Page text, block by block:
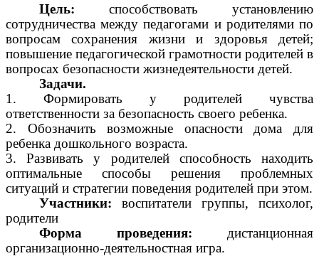
Цель:способствовать установлению
сотрудничества между педагогами и родителями по
вопросам сохранения жизни и здоровья детей;
повышение педагогической грамотности родителей в
вопросах безопасности жизнедеятельности детей.
Задачи.
1. Формировать у родителей чувства
ответственности за безопасность своего ребенка.
2. Обозначить возможные опасности дома для
ребенка дошкольного возраста.
3. Развивать у родителей способность находить
оптимальные способы решения проблемных
ситуаций и стратегии поведения родителей при этом.
Участники: воспитатели группы, психолог,
родители
Форма проведения: дистанционная
организационно-деятельностная игра.